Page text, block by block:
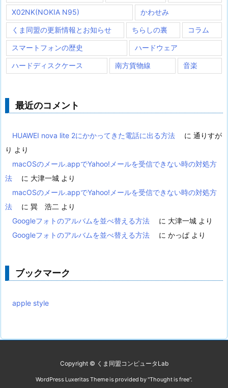
X02NK(NOKIA N95)
かわせみ
くま同盟の更新情報とお知らせ ちらしの裏 コラム
スマートフォンの歴史 ハードウェア
ハードディスクケース 南方貨物線 音楽
最近のコメント
HUAWEI nova lite 2にかかってきた電話に出る方法 に 通りすが
り より
macOSのメール.appでYahoo!メールを受信できない時の対処方
法
に 大津一城 より
macOSのメール.appでYahoo!メールを受信できない時の対処方
法
に 巽 浩二 より
Googleフォトのアルバムを並べ替える方法
に 大津一城 より
Googleフォトのアルバムを並べ替える方法
に かっぱ より
ブックマーク
apple style
Copyright © くま同盟コンピュータLab
WordPress Luxeritas Theme is provided by "Thought is free".